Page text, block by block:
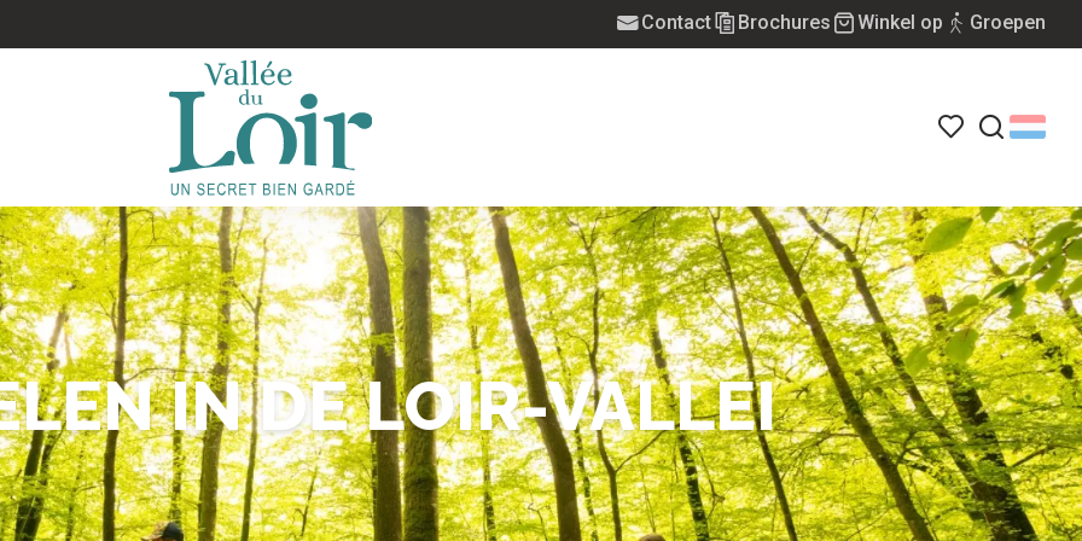
Contact Brochures Winkel op Groepen
IN DE LOIR-VALLEI